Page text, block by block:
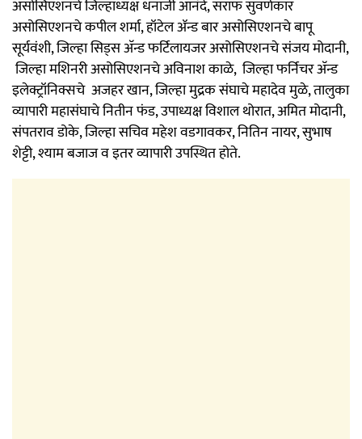
असोसिएशनचे जिल्हाध्यक्ष धनाजी आनंदे, सराफ सुवर्णकार
असोसिएशनचे कपील शर्मा, हॉटेल ॲन्ड बार असोसिएशनचे बापू
सूर्यवंशी, जिल्हा सिड्स अ‍ॅन्ड फर्टिलायजर असोसिएशनचे संजय मोदानी,
जिल्हा मशिनरी असोसिएशनचे अविनाश काळे, जिल्हा फर्निचर अ‍ॅन्ड
इलेक्ट्रॉनिक्सचे अजहर खान, जिल्हा मुद्रक संघाचे महादेव मुळे, तालुका
व्यापारी महासंघाचे नितीन फंड, उपाध्यक्ष विशाल थोरात, अमित मोदानी,
संपतराव डोके, जिल्हा सचिव महेश वडगावकर, नितिन नायर, सुभाष
शेट्टी, श्याम बजाज व इतर व्यापारी उपस्थित होते.